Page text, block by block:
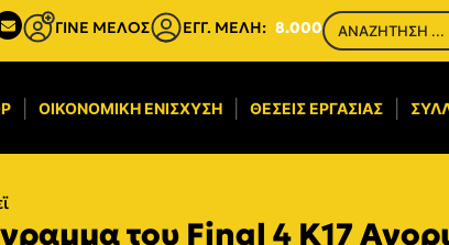
ΓΙΝΕ ΜΕΛΟΣ ΕΓΓ. ΜΕΛΗ: 8.000
ΟΙΚΟΝΟΜΙΚΉ ΕΝΊΣΧΥΣΗ​ ΘΈΣΕΙΣ ΕΡΓΑΣΊΑΣ
του Final 4 K17